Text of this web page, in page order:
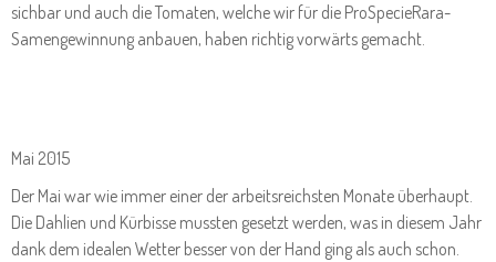
sichbar und auch die Tomaten, welche wir für die ProSpecieRara-
Samengewinnung anbauen, haben richtig vorwärts gemacht.
Mai 2015
Der Mai war wie immer einer der arbeitsreichsten Monate überhaupt.
Die Dahlien und Kürbisse mussten gesetzt werden, was in diesem Jahr
dank dem idealen Wetter besser von der Hand ging als auch schon.